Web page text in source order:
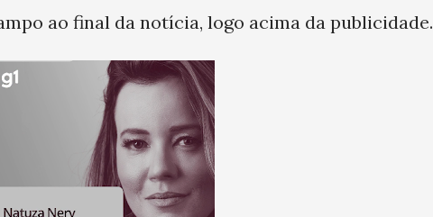
ao final da notícia, logo acima da publicidade.